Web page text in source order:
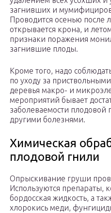
загнивших и
Проводится осенью после
открывается крона, и
признаки поражения
загнившие плоды.
Кроме того, надо
по уходу за
деревья макро- и
мероприятий бывает
заболеваемости
другими болезнями.
Химическая
плодовой гнили
Опрыскивание груши
Используются препараты,
бордосская жидкость, а
хлорокись меди,